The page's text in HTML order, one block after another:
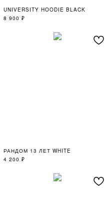
UNIVERSITY HOODIE BLACK
8 900 ₽
РАНДОМ 13 ЛЕТ WHITE
4 200 ₽